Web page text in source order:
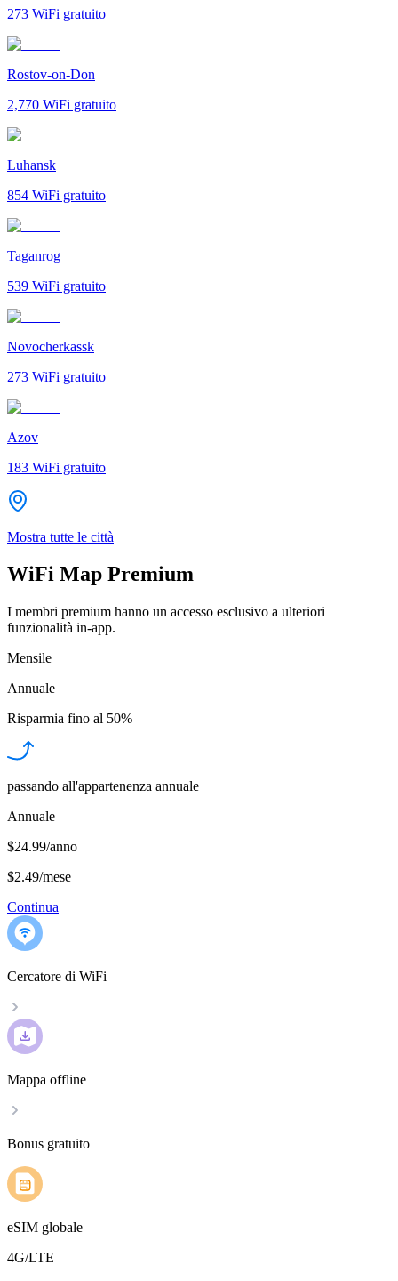
273 WiFi gratuito
Rostov-on-Don
2,770 WiFi gratuito
Luhansk
854 WiFi gratuito
Taganrog
539 WiFi gratuito
Novocherkassk
273 WiFi gratuito
Azov
183 WiFi gratuito
Mostra tutte le città
WiFi Map Premium
I membri premium hanno un accesso esclusivo a ulteriori
funzionalità in-app.
Mensile
Annuale
Risparmia fino al 50%
passando all'appartenenza annuale
Annuale
$24.99/anno
$2.49/mese
Continua
Cercatore di WiFi
Mappa offline
Bonus gratuito
eSIM globale
4G/LTE